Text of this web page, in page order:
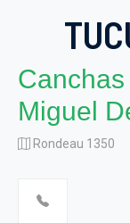
Miguel
Rondeau 1350